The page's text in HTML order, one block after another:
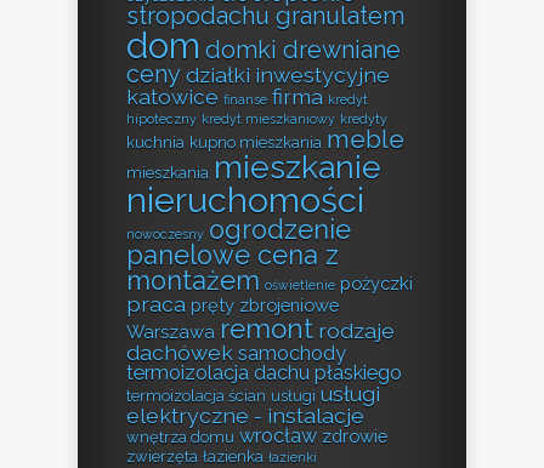
stropodachu granulatem
dom domki drewniane
cenydziałki inwestycyjne
katowice finanse firma kredyt
hipoteczny kredyt mieszkaniowy kredyty
kuchnia kupno mieszkania meble
mieszkania mieszkanie
nieruchomości
nowoczesny ogrodzenie
panelowe cena z
montażem oświetlenie pożyczki
praca pręty zbrojeniowe
Warszawa remont rodzaje
dachówek samochody
termoizolacja dachu płaskiego
termoizolacja ścian usługi usługi
elektryczne - instalacje
wnętrza domu wrocław zdrowie
zwierzęta łazienka łazienki